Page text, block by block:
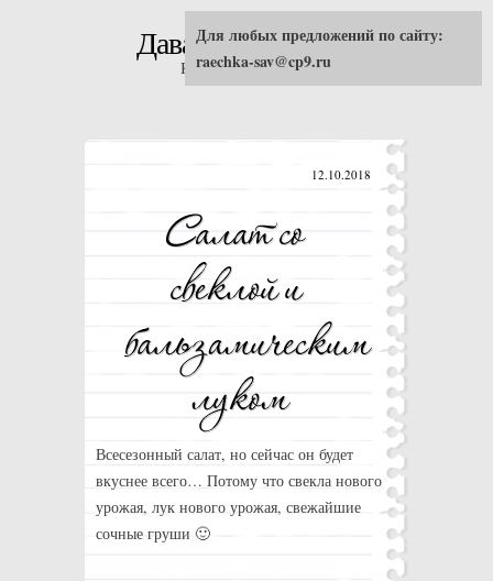
Давай попробуем!
Кулинарные рецепты
12.10.2018
Всесезонный салат, но сейчас он будет
вкуснее всего… Потому что свекла нового
урожая, лук нового урожая, свежайшие
сочные груши 🙂
Для любых предложений по сайту:
raechka-sav@cp9.ru